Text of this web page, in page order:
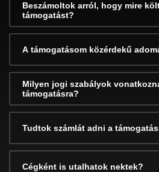
Beszámoltok arról, hogy mire
támogatást?
A támogatásom közérdekű
Milyen jogi szabályok
támogatásra?
Tudtok számlát adni a
Cégként is utalhatok nektek?